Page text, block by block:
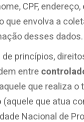
CPF,
que envolva a
desses dados.
de princípios,
entre
que realiza
(aquele que atua
Nacional de